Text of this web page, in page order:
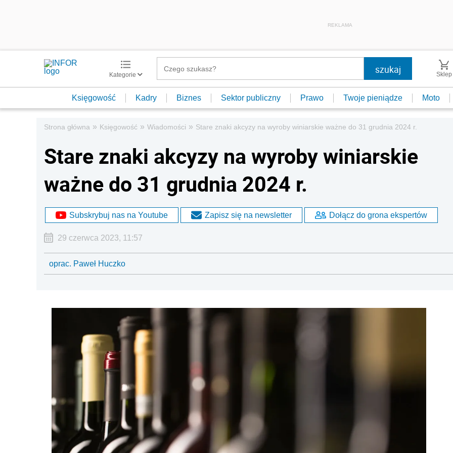
REKLAMA
Kategorie Sklep
Księgowość Kadry Biznes Sektor publiczny Prawo Twoje pieniądze Moto
Strona główna » Księgowość » Wiadomości » Stare znaki akcyzy na wyroby winiarskie ważne do 31 grudnia 2024 r.
Stare znaki akcyzy na wyroby winiarskie
ważne do 31 grudnia 2024 r.
Subskrybuj nas na Youtube Zapisz się na newsletter Dołącz do grona ekspertów
29 czerwca 2023, 11:57
oprac. Paweł Huczko